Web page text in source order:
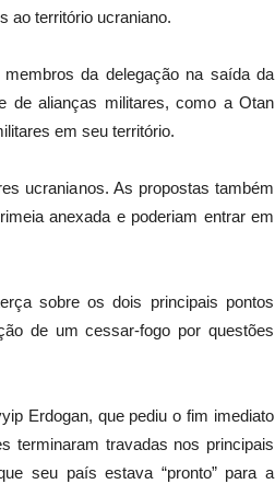
ao território ucraniano.
da delegação na saída da
de alianças militares, como a Otan
em seu território.
ucranianos. As propostas também
anexada e poderiam entrar em
sobre os dois principais pontos
de um cessar-fogo por questões
Erdogan, que pediu o fim imediato
terminaram travadas nos principais
seu país estava “pronto” para a